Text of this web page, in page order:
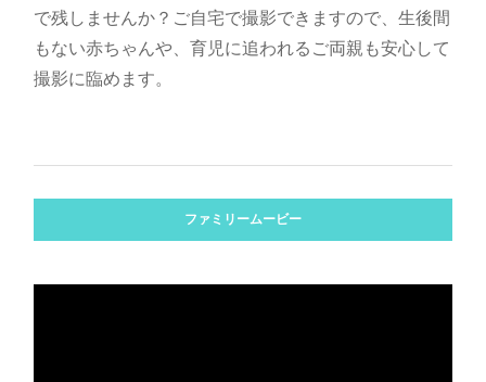
で残しませんか？ご自宅で撮影できますので、生後間
もない赤ちゃんや、育児に追われるご両親も安心して
撮影に臨めます。
ファミリームービー